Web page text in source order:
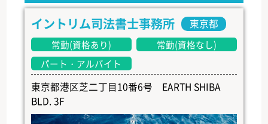
イントリム司法書士事務所
東京都
常勤(資格あり)
常勤(資格なし)
パート・アルバイト
東京都港区芝二丁目10番6号 EARTH SHIBA
BLD. 3F